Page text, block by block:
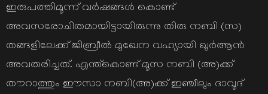
ഇരുപത്തിമൂന്ന് വര്‍ഷങ്ങള്‍ കൊണ്ട്
അവസരോചിതമായിട്ടായിരുന്നു തിരു നബി (സ)
തങ്ങളിലേക്ക് ജിബ്രീല്‍ മുഖേന വഹ്യായി ഖുര്‍ആന്‍
അവതരിച്ചത്. എന്ത്കൊണ്ട് മൂസ നബി (അ)ക്ക്
തൗറാത്തും ഈസാ നബി(അ)ക്ക് ഇഞ്ചീലും ദാവൂദ്